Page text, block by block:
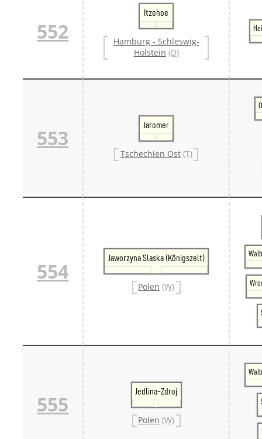
Polen
552
Itzehoe
Hamburg - Schleswig-
Holstein (D)
553
Jaromer
Tschechien Ost (T)
554
Jaworzyna Slaska (Königszelt)
Polen (W)
555
Jedlina-Zdroj
Polen (W)